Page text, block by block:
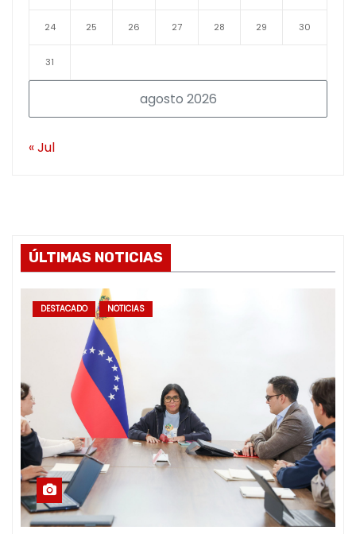
agosto 2026
24 25 26 27 28 29 30
31
« Jul
ÚLTIMAS NOTICIAS
DESTACADO NOTICIAS